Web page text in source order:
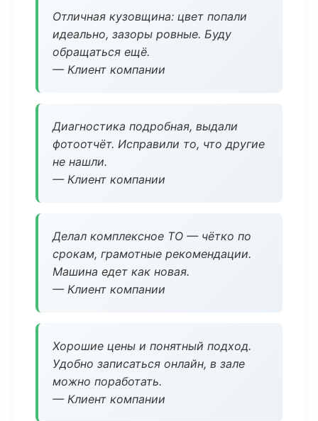
Отличная кузовщина: цвет попали
идеально, зазоры ровные. Буду
обращаться ещё.
— Клиент компании
Диагностика подробная, выдали
фотоотчёт. Исправили то, что другие
не нашли.
— Клиент компании
Делал комплексное ТО — чётко по
срокам, грамотные рекомендации.
Машина едет как новая.
— Клиент компании
Хорошие цены и понятный подход.
Удобно записаться онлайн, в зале
можно поработать.
— Клиент компании